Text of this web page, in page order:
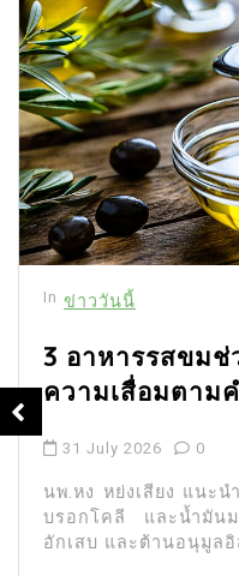
In ข่าววันนี้
3 อาหารรสขมช่
ความเสื่อมตาม
31 July 2026 0
นพ.หง หย่งเสียง แนะ
บรอกโคลี และน้ำมัน
อักเสบ และต้านอนุมูลอิ